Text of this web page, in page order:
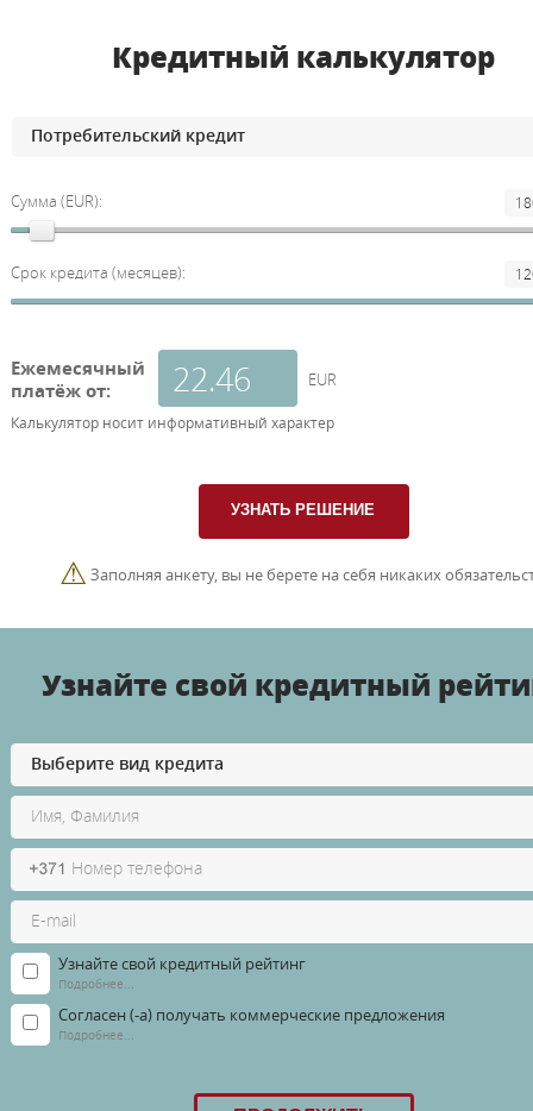
Кредитный калькулятор
Сумма (EUR):
Срок кредита (месяцев):
Ежемесячный
платёж от:
EUR
Калькулятор носит информативный характер
⚠ Заполняя анкету, вы не берете на себя никаких
Узнайте свой кредитный
Узнайте свой кредитный рейтинг
Подробнее...
Согласен (-а) получать коммерческие предложения
Подробнее...